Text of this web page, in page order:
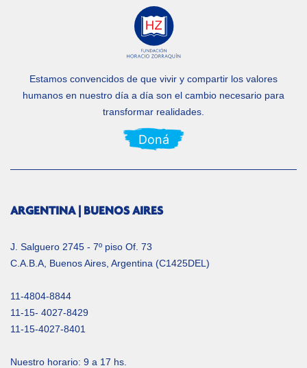
Estamos convencidos de que vivir y compartir los valores
humanos en nuestro día a día son el cambio necesario para
transformar realidades.
Doná
ARGENTINA | BUENOS AIRES
J. Salguero 2745 - 7º piso Of. 73
C.A.B.A, Buenos Aires, Argentina (C1425DEL)
11-4804-8844
11-15- 4027-8429
11-15-4027-8401
Nuestro horario: 9 a 17 hs.